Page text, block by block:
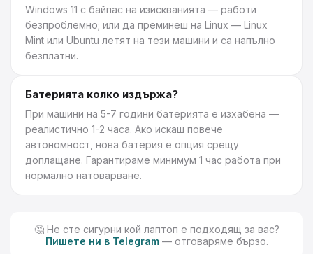
Windows 11 с байпас на изискванията — работи
безпроблемно; или да преминеш на Linux — Linux
Mint или Ubuntu летят на тези машини и са напълно
безплатни.
Батерията колко издържа?
При машини на 5-7 години батерията е изхабена —
реалистично 1-2 часа. Ако искаш повече
автономност, нова батерия е опция срещу
доплащане. Гарантираме минимум 1 час работа при
нормално натоварване.
🤔 Не сте сигурни кой лаптоп е подходящ за вас?
Пишете ни в Telegram— отговаряме бързо.